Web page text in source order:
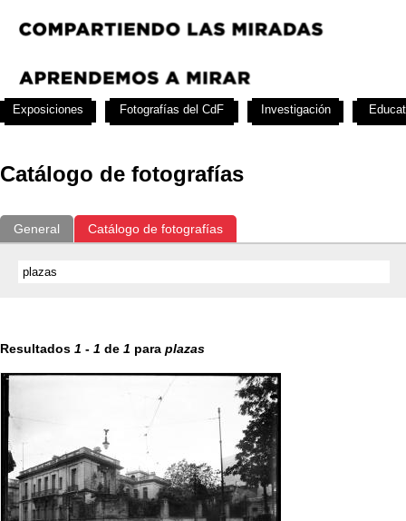
Catálogo de fotografías
General Catálogo de fotografías
Resultados 1 - 1 de 1 para plazas
Exposiciones Fotografías del CdF Investigación